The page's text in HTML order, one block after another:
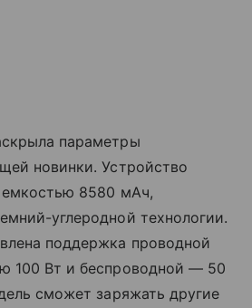
параметры
новинки. Устройство
емкостью 8580 мАч,
углеродной технологии.
поддержка проводной
100 Вт и беспроводной — 50
сможет заряжать другие